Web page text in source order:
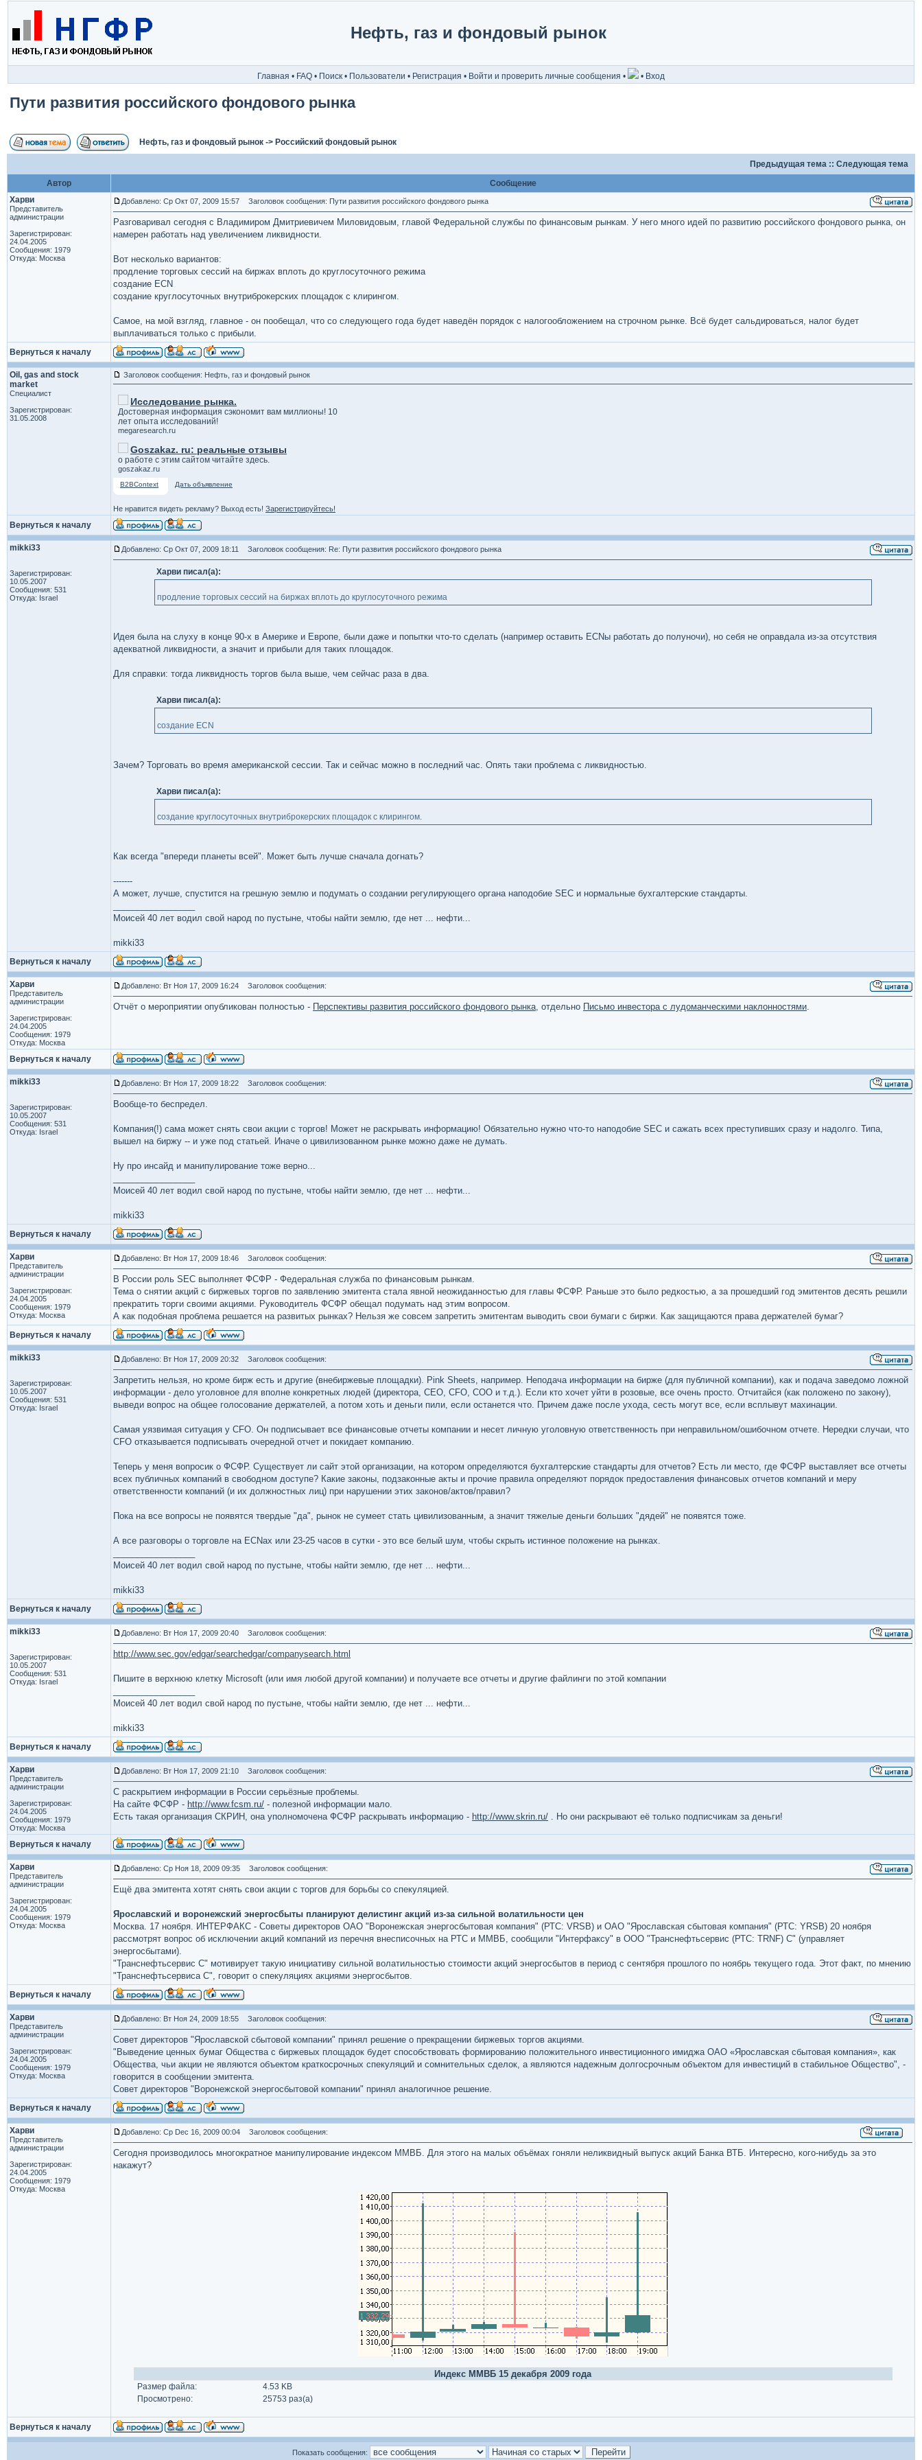
Нефть, газ и фондовый рынок
Главная • FAQ • Поиск • Пользователи • Регистрация • Войти и проверить личные сообщения • • Вход
Пути развития российского фондового рынка
Нефть, газ и фондовый рынок -> Российский фондовый рынок
Предыдущая тема :: Следующая тема
Автор
Сообщение
Харви
Представитель
администрации
Зарегистрирован:
24.04.2005
Сообщения: 1979
Откуда: Москва
Добавлено: Ср Окт 07, 2009 15:57 Заголовок сообщения: Пути развития российского фондового рынка
Разговаривал сегодня с Владимиром Дмитриевичем Миловидовым, главой Федеральной службы по финансовым рынкам. У него много идей по развитию российского фондового рынка, он
намерен работать над увеличением ликвидности.
Вот несколько вариантов:
продление торговых сессий на биржах вплоть до круглосуточного режима
создание ECN
создание круглосуточных внутриброкерских площадок с клирингом.
Самое, на мой взгляд, главное - он пообещал, что со следующего года будет наведён порядок с налогообложением на строчном рынке. Всё будет сальдироваться, налог будет
выплачиваться только с прибыли.
Вернуться к началу
Oil, gas and stock
market
Специалист
Зарегистрирован:
31.05.2008
Заголовок сообщения: Нефть, газ и фондовый рынок
Исследование рынка.
Достоверная информация сэкономит вам миллионы! 10
лет опыта исследований!
megaresearch.ru
Goszakaz. ru: реальные отзывы
о работе с этим сайтом читайте здесь.
goszakaz.ru
B2BContext Дать объявление
Не нравится видеть рекламу? Выход есть! Зарегистрируйтесь!
Вернуться к началу
mikki33
Зарегистрирован:
10.05.2007
Сообщения: 531
Откуда: Israel
Добавлено: Ср Окт 07, 2009 18:11 Заголовок сообщения: Re: Пути развития российского фондового рынка
Харви писал(а):
продление торговых сессий на биржах вплоть до круглосуточного режима
Идея была на слуху в конце 90-х в Америке и Европе, были даже и попытки что-то сделать (например оставить ECNы работать до полуночи), но себя не оправдала из-за отсутствия
адекватной ликвидности, а значит и прибыли для таких площадок.
Для справки: тогда ликвидность торгов была выше, чем сейчас раза в два.
Харви писал(а):
создание ECN
Зачем? Торговать во время американской сессии. Так и сейчас можно в последний час. Опять таки проблема с ликвидностью.
Харви писал(а):
создание круглосуточных внутриброкерских площадок с клирингом.
Как всегда "впереди планеты всей". Может быть лучше сначала догнать?
-------
А может, лучше, спустится на грешную землю и подумать о создании регулирующего органа наподобие SEC и нормальные бухгалтерские стандарты.
Моисей 40 лет водил свой народ по пустыне, чтобы найти землю, где нет ... нефти...
mikki33
Вернуться к началу
Харви
Представитель
администрации
Зарегистрирован:
24.04.2005
Сообщения: 1979
Откуда: Москва
Добавлено: Вт Ноя 17, 2009 16:24 Заголовок сообщения:
Отчёт о мероприятии опубликован полностью - Перспективы развития российского фондового рынка, отдельно Письмо инвестора с лудоманческими наклонностями.
Вернуться к началу
mikki33
Зарегистрирован:
10.05.2007
Сообщения: 531
Откуда: Israel
Добавлено: Вт Ноя 17, 2009 18:22 Заголовок сообщения:
Вообще-то беспредел.
Компания(!) сама может снять свои акции с торгов! Может не раскрывать информацию! Обязательно нужно что-то наподобие SEC и сажать всех преступивших сразу и надолго. Типа,
вышел на биржу -- и уже под статьей. Иначе о цивилизованном рынке можно даже не думать.
Ну про инсайд и манипулирование тоже верно...
Моисей 40 лет водил свой народ по пустыне, чтобы найти землю, где нет ... нефти...
mikki33
Вернуться к началу
Харви
Представитель
администрации
Зарегистрирован:
24.04.2005
Сообщения: 1979
Откуда: Москва
Добавлено: Вт Ноя 17, 2009 18:46 Заголовок сообщения:
В России роль SEC выполняет ФСФР - Федеральная служба по финансовым рынкам.
Тема о снятии акций с биржевых торгов по заявлению эмитента стала явной неожиданностью для главы ФСФР. Раньше это было редкостью, а за прошедший год эмитентов десять решили
прекратить торги своими акциями. Руководитель ФСФР обещал подумать над этим вопросом.
А как подобная проблема решается на развитых рынках? Нельзя же совсем запретить эмитентам выводить свои бумаги с биржи. Как защищаются права держателей бумаг?
Вернуться к началу
mikki33
Зарегистрирован:
10.05.2007
Сообщения: 531
Откуда: Israel
Добавлено: Вт Ноя 17, 2009 20:32 Заголовок сообщения:
Запретить нельзя, но кроме бирж есть и другие (внебиржевые площадки). Pink Sheets, например. Неподача информации на бирже (для публичной компании), как и подача заведомо ложной
информации - дело уголовное для вполне конкретных людей (директора, CEO, CFO, COO и т.д.). Если кто хочет уйти в розовые, все очень просто. Отчитайся (как положено по закону),
выведи вопрос на общее голосование держателей, а потом хоть и деньги пили, если останется что. Причем даже после ухода, сесть могут все, если всплывут махинации.
Самая уязвимая ситуация у CFO. Он подписывает все финансовые отчеты компании и несет личную уголовную ответственность при неправильном/ошибочном отчете. Нередки случаи, что
CFO отказывается подписывать очередной отчет и покидает компанию.
Теперь у меня вопросик о ФСФР. Существует ли сайт этой организации, на котором определяются бухгалтерские стандарты для отчетов? Есть ли место, где ФСФР выставляет все отчеты
всех публичных компаний в свободном доступе? Какие законы, подзаконные акты и прочие правила определяют порядок предоставления финансовых отчетов компаний и меру
ответственности компаний (и их должностных лиц) при нарушении этих законов/актов/правил?
Пока на все вопросы не появятся твердые "да", рынок не сумеет стать цивилизованным, а значит тяжелые деньги больших "дядей" не появятся тоже.
А все разговоры о торговле на ECNах или 23-25 часов в сутки - это все белый шум, чтобы скрыть истинное положение на рынках.
Моисей 40 лет водил свой народ по пустыне, чтобы найти землю, где нет ... нефти...
mikki33
Вернуться к началу
mikki33
Зарегистрирован:
10.05.2007
Сообщения: 531
Откуда: Israel
Добавлено: Вт Ноя 17, 2009 20:40 Заголовок сообщения:
http://www.sec.gov/edgar/searchedgar/companysearch.html
Пишите в верхнюю клетку Microsoft (или имя любой другой компании) и получаете все отчеты и другие файлинги по этой компании
Моисей 40 лет водил свой народ по пустыне, чтобы найти землю, где нет ... нефти...
mikki33
Вернуться к началу
Харви
Представитель
администрации
Зарегистрирован:
24.04.2005
Сообщения: 1979
Откуда: Москва
Добавлено: Вт Ноя 17, 2009 21:10 Заголовок сообщения:
С раскрытием информации в России серьёзные проблемы.
На сайте ФСФР - http://www.fcsm.ru/ - полезной информации мало.
Есть такая организация СКРИН, она уполномочена ФСФР раскрывать информацию - http://www.skrin.ru/ . Но они раскрывают её только подписчикам за деньги!
Вернуться к началу
Харви
Представитель
администрации
Зарегистрирован:
24.04.2005
Сообщения: 1979
Откуда: Москва
Добавлено: Ср Ноя 18, 2009 09:35 Заголовок сообщения:
Ещё два эмитента хотят снять свои акции с торгов для борьбы со спекуляцией.
Ярославский и воронежский энергосбыты планируют делистинг акций из-за сильной волатильности цен
Москва. 17 ноября. ИНТЕРФАКС - Советы директоров ОАО "Воронежская энергосбытовая компания" (РТС: VRSB) и ОАО "Ярославская сбытовая компания" (РТС: YRSB) 20 ноября
рассмотрят вопрос об исключении акций компаний из перечня внесписочных на РТС и ММВБ, сообщили "Интерфаксу" в ООО "Транснефтьсервис (РТС: TRNF) С" (управляет
энергосбытами).
"Транснефтьсервис С" мотивирует такую инициативу сильной волатильностью стоимости акций энергосбытов в период с сентября прошлого по ноябрь текущего года. Этот факт, по мнению
"Транснефтьсервиса С", говорит о спекуляциях акциями энергосбытов.
Вернуться к началу
Харви
Представитель
администрации
Зарегистрирован:
24.04.2005
Сообщения: 1979
Откуда: Москва
Добавлено: Вт Ноя 24, 2009 18:55 Заголовок сообщения:
Совет директоров "Ярославской сбытовой компании" принял решение о прекращении биржевых торгов акциями.
"Выведение ценных бумаг Общества с биржевых площадок будет способствовать формированию положительного инвестиционного имиджа ОАО «Ярославская сбытовая компания», как
Общества, чьи акции не являются объектом краткосрочных спекуляций и сомнительных сделок, а являются надежным долгосрочным объектом для инвестиций в стабильное Общество", -
говорится в сообщении эмитента.
Совет директоров "Воронежской энергосбытовой компании" принял аналогичное решение.
Вернуться к началу
Харви
Представитель
администрации
Зарегистрирован:
24.04.2005
Сообщения: 1979
Откуда: Москва
Добавлено: Ср Dec 16, 2009 00:04 Заголовок сообщения:
Сегодня производилось многократное манипулирование индексом ММВБ. Для этого на малых объёмах гоняли неликвидный выпуск акций Банка ВТБ. Интересно, кого-нибудь за это
накажут?
Индекс ММВБ 15 декабря 2009 года
Размер файла:
4.53 KB
Просмотрено:
25753 раз(а)
Вернуться к началу
Показать сообщения: